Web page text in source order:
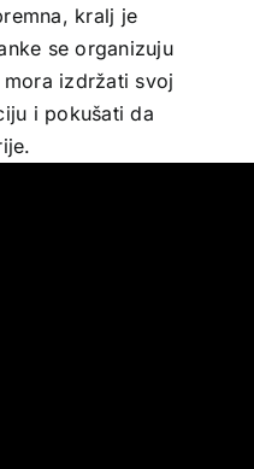
kralj je
se organizuju
izdržati svoj
i pokušati da